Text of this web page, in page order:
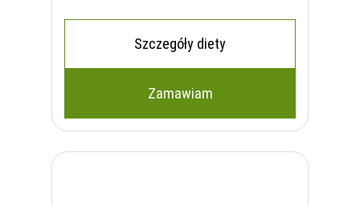
Szczegóły diety
Zamawiam